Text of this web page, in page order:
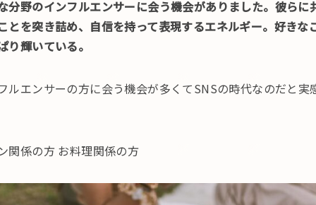
分野のインフルエンサーに会う機会がありました。彼らに
とを突き詰め、自信を持って表現するエネルギー。好きな
り輝いている。
ルエンサーの方に会う機会が多くてSNSの時代なのだと実
関係の方 お料理関係の方